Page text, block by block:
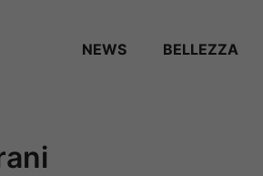
NEWS BELLEZZA